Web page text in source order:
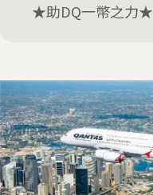
★助DQ一幣之力★